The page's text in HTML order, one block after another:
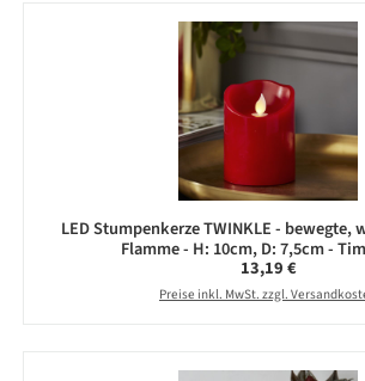
LED Stumpenkerze TWINKLE - bewegte,
Flamme - H: 10cm, D: 7,5cm -
Regulärer Preis:
13,19 €
Preise inkl. MwSt. zzgl.